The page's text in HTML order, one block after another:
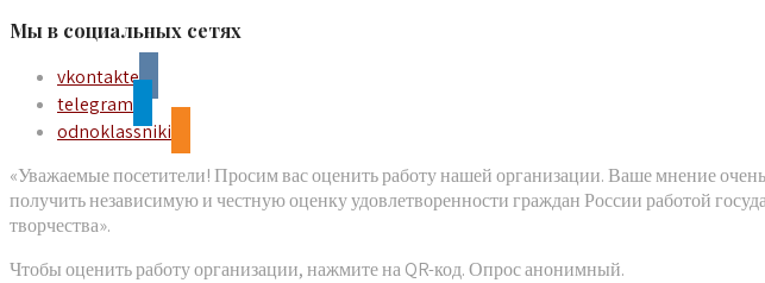
Мы в социальных сетях
vkontakte
telegram
odnoklassniki
«Уважаемые посетители! Просим вас оценить работу нашей организации. Ваше мнение
получить независимую и честную оценку удовлетворенности граждан России работой
творчества».
Чтобы оценить работу организации, нажмите на QR-код. Опрос анонимный.